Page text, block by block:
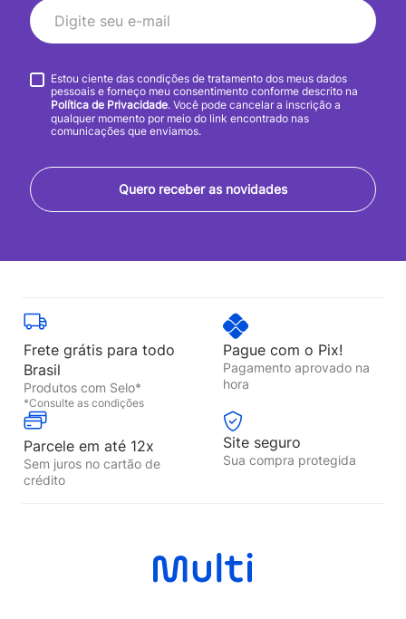
Quero receber as novidades
Estou ciente das condições de tratamento dos meus dados
pessoais e forneço meu consentimento conforme descrito na
Política de Privacidade. Você pode cancelar a inscrição a
qualquer momento por meio do link encontrado nas
comunicações que enviamos.
Frete grátis para todo
Brasil
Produtos com Selo*
*Consulte as condições
Pague com o Pix!
Pagamento aprovado na
hora
Parcele em até 12x
Sem juros no cartão de
crédito
Site seguro
Sua compra protegida